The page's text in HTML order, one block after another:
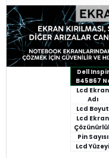
Dell
B45B67
Lcd Ekran
Adı
Lcd Boyut
Lcd Ekran
Pin Sayısı
Lcd Yüzeyi